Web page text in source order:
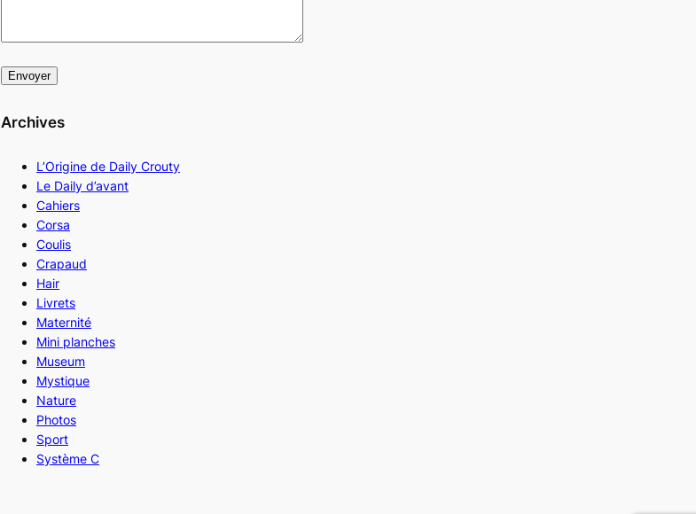
Archives
L’Origine de Daily Crouty
Le Daily d’avant
Cahiers
Corsa
Coulis
Crapaud
Hair
Livrets
Maternité
Mini planches
Museum
Mystique
Nature
Photos
Sport
Système C